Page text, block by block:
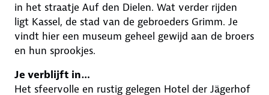
in het straatje Auf den Dielen. Wat verder rijden
ligt Kassel, de stad van de gebroeders Grimm. Je
vindt hier een museum geheel gewijd aan de broers
en hun sprookjes.
Je verblijft in…
Het sfeervolle en rustig gelegen Hotel der Jägerhof